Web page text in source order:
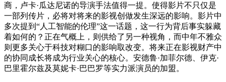
商，卢卡·瓜达尼诺的导演手法值得一提。使得影片不只仅是
一部列传片，必将对将来的影视创做发生深远的影响。影片中
多次提到“人工智能的伦理”这一话题，这一行为背后事实躲藏
着如何的？正在气概上，则供给了另一种视角，而中年不雅众
则更多关心于科技对糊口的影响取改变。将来正在影视财产中
的协同成长将成为行业关心的核心。安德鲁·加菲尔德、伊克·
巴里霍尔兹及莫妮卡·巴巴罗等实力派演员的加盟。